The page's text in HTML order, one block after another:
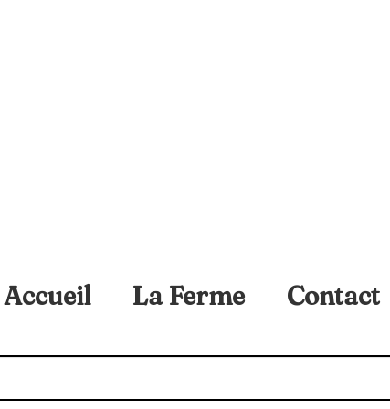
Accueil La Ferme Contact